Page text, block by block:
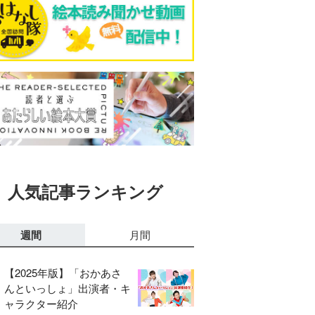
人気記事ランキング
週間 月間
【2025年版】「おかあさ
んといっしょ」出演者・キ
ャラクター紹介